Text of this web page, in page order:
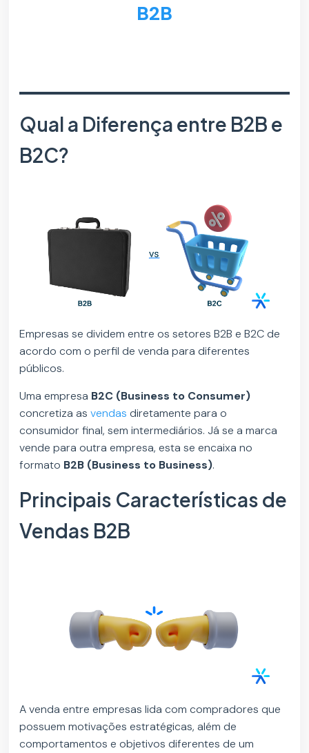
B2B
Qual a Diferença entre B2B e
B2C?
Empresas se dividem entre os setores B2B e B2C de
acordo com o perfil de venda para diferentes
públicos.
Uma empresa B2C (Business to Consumer)
concretiza asvendas diretamente para o
consumidor final, sem intermediários. Já se a marca
vende para outra empresa, esta se encaixa no
formato B2B (Business to Business).
Principais Características de
Vendas B2B
A venda entre empresas lida com compradores que
possuem motivações estratégicas, além de
comportamentos e objetivos diferentes de um